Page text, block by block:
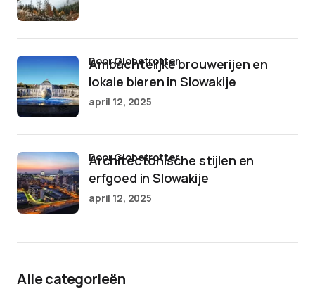
Ambachtelijke brouwerijen en
lokale bieren in Slowakije
door Globetrotter
april 12, 2025
Architectonische stijlen en
erfgoed in Slowakije
door Globetrotter
april 12, 2025
Alle categorieën